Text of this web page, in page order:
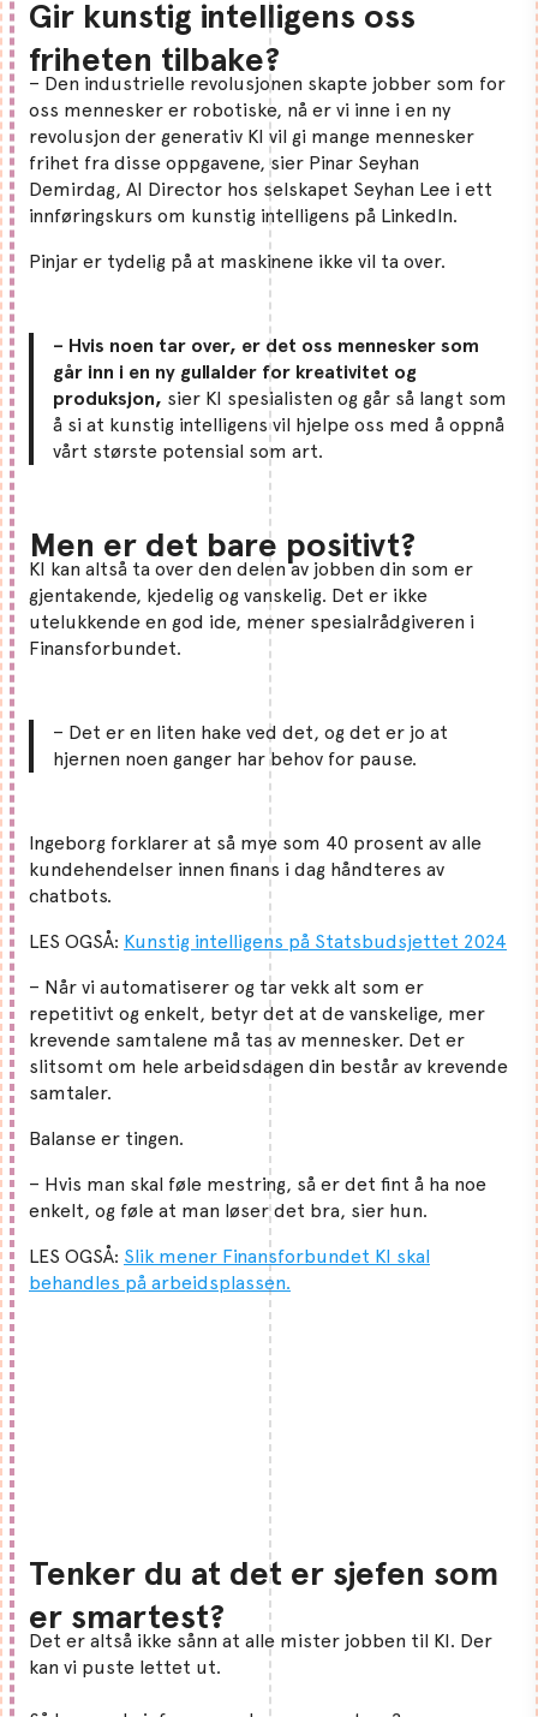
Gir kunstig intelligens oss
friheten tilbake?
– Den industrielle revolusjonen skapte jobber som for
oss mennesker er robotiske, nå er vi inne i en ny
revolusjon der generativ KI vil gi mange mennesker
frihet fra disse oppgavene, sier Pinar Seyhan
Demirdag, AI Director hos selskapet Seyhan Lee i ett
innføringskurs om kunstig intelligens på LinkedIn.
Pinjar er tydelig på at maskinene ikke vil ta over.
– Hvis noen tar over, er det oss mennesker som
går inn i en ny gullalder for kreativitet og
produksjon, sier KI spesialisten og går så langt som
å si at kunstig intelligens vil hjelpe oss med å oppnå
vårt største potensial som art.
Men er det bare positivt?
KI kan altså ta over den delen av jobben din som er
gjentakende, kjedelig og vanskelig. Det er ikke
utelukkende en god ide, mener spesialrådgiveren i
Finansforbundet.
– Det er en liten hake ved det, og det er jo at
hjernen noen ganger har behov for pause.
Ingeborg forklarer at så mye som 40 prosent av alle
kundehendelser innen finans i dag håndteres av
chatbots.
LES OGSÅ: Kunstig intelligens på Statsbudsjettet 2024
– Når vi automatiserer og tar vekk alt som er
repetitivt og enkelt, betyr det at de vanskelige, mer
krevende samtalene må tas av mennesker. Det er
slitsomt om hele arbeidsdagen din består av krevende
samtaler.
Balanse er tingen.
– Hvis man skal føle mestring, så er det fint å ha noe
enkelt, og føle at man løser det bra, sier hun.
LES OGSÅ: Slik mener Finansforbundet KI skal
behandles på arbeidsplassen.
Tenker du at det er sjefen som
er smartest?
Det er altså ikke sånn at alle mister jobben til KI. Der
kan vi puste lettet ut.